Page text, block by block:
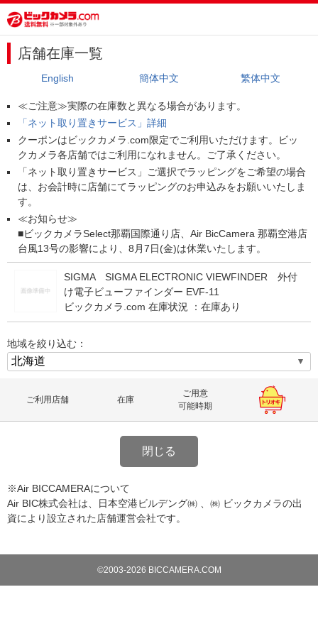
店舗在庫一覧
English 簡体中文 繁体中文
≪ご注意≫実際の在庫数と異なる場合があります。
「ネット取り置きサービス」詳細
クーポンはビックカメラ.com限定でご利用いただけます。ビッ
クカメラ各店舗ではご利用になれません。ご了承ください。
「ネット取り置きサービス」ご選択でラッピングをご希望の場合
は、お会計時に店舗にてラッピングのお申込みをお願いいたしま
す。
≪お知らせ≫
■ビックカメラSelect那覇国際通り店、Air BicCamera 那覇空港店
台風13号の影響により、8月7日(金)は休業いたします。
SIGMA SIGMA ELECTRONIC VIEWFINDER 外付
け電子ビューファインダー EVF-11
ビックカメラ.com 在庫状況 ： 在庫あり
地域を絞り込む：
ご利用店舗 在庫
ご用意
可能時期
閉じる
※Air BICCAMERAについて
Air BIC株式会社は、日本空港ビルデング㈱ 、㈱ ビックカメラの出
資により設立された店舗運営会社です。
©2003-2026 BICCAMERA.COM